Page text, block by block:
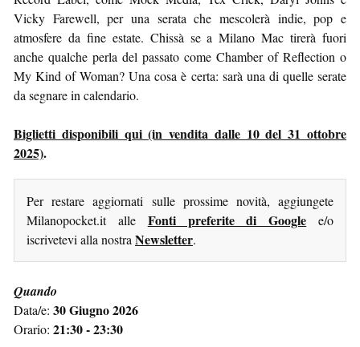
Vicky Farewell, per una serata che mescolerà indie, pop e
atmosfere da fine estate. Chissà se a Milano Mac tirerà fuori
anche qualche perla del passato come Chamber of Reflection o
My Kind of Woman? Una cosa è certa: sarà una di quelle serate
da segnare in calendario.
Biglietti disponibili qui (in vendita dalle 10 del 31 ottobre
2025).
Per restare aggiornati sulle prossime novità, aggiungete
Milanopocket.it alle Fonti preferite di Google e/o
iscrivetevi alla nostra Newsletter.
Quando
Data/e: 30 Giugno 2026
Orario: 21:30 - 23:30